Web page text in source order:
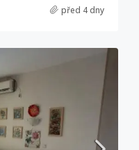
před 4 dny